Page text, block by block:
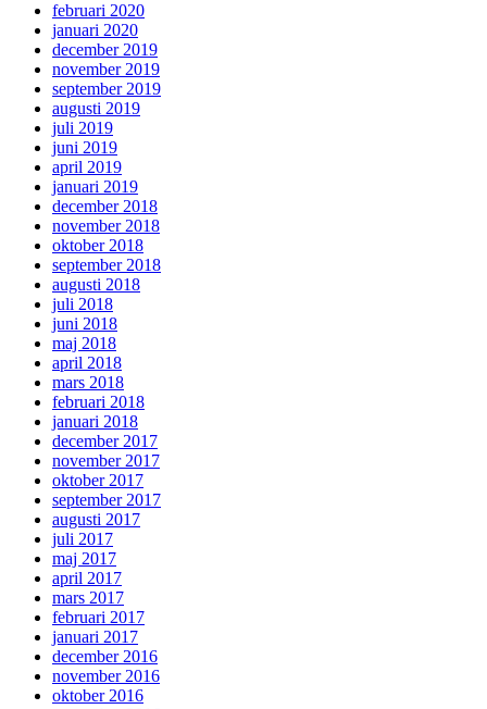
februari 2020
januari 2020
december 2019
november 2019
september 2019
augusti 2019
juli 2019
juni 2019
april 2019
januari 2019
december 2018
november 2018
oktober 2018
september 2018
augusti 2018
juli 2018
juni 2018
maj 2018
april 2018
mars 2018
februari 2018
januari 2018
december 2017
november 2017
oktober 2017
september 2017
augusti 2017
juli 2017
maj 2017
april 2017
mars 2017
februari 2017
januari 2017
december 2016
november 2016
oktober 2016